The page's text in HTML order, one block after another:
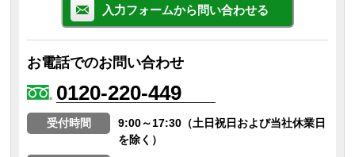
入力フォームから問い合わせる
お電話でのお問い合わせ
0120-220-449
受付時間
9:00～17:30（土日祝日および当社休業日
を除く）